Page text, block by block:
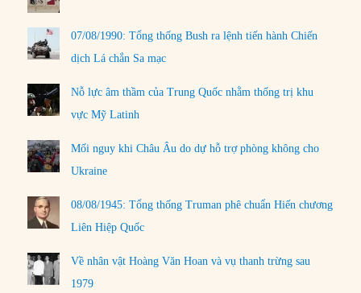
07/08/1990: Tổng thống Bush ra lệnh tiến hành Chiến
dịch Lá chắn Sa mạc
Nỗ lực âm thầm của Trung Quốc nhằm thống trị khu
vực Mỹ Latinh
Mối nguy khi Châu Âu do dự hỗ trợ phòng không cho
Ukraine
08/08/1945: Tổng thống Truman phê chuẩn Hiến chương
Liên Hiệp Quốc
Về nhân vật Hoàng Văn Hoan và vụ thanh trừng sau
1979